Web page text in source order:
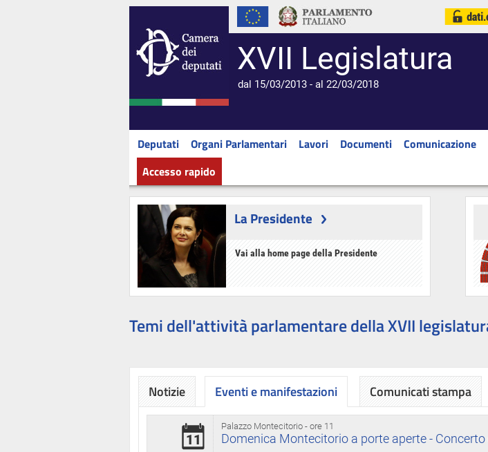
XVII Legislatura
dal 15/03/2013 - al 22/03/2018
Deputati Organi Parlamentari Lavori Documenti Comunicazione
Accesso rapido
La Presidente
Vai alla home page della Presidente
Temi dell'attività parlamentare della XVII
Notizie Eventi e manifestazioni
Palazzo Montecitorio - ore 11
11 Domenica Montecitorio a porte aperte -
Comunicati stampa